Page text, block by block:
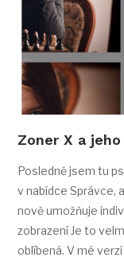
Zoner X a
Posledně jsem tu
v nabídce Správce,
nově umožňuje
zobrazení Je to
oblíbená. V mé